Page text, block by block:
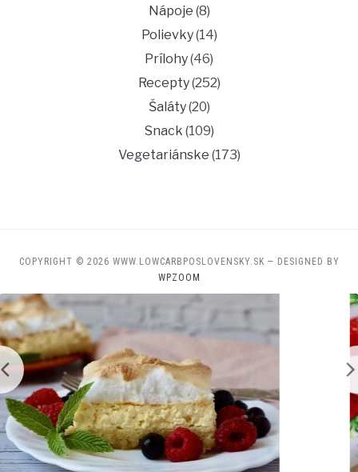
Nápoje (8)
Polievky(14)
Prílohy(46)
Recepty(252)
Šaláty(20)
Snack (109)
Vegetariánske (173)
COPYRIGHT © 2026 WWW.LOWCARBPOSLOVENSKY.SK — DESIGNED BY
WPZOOM